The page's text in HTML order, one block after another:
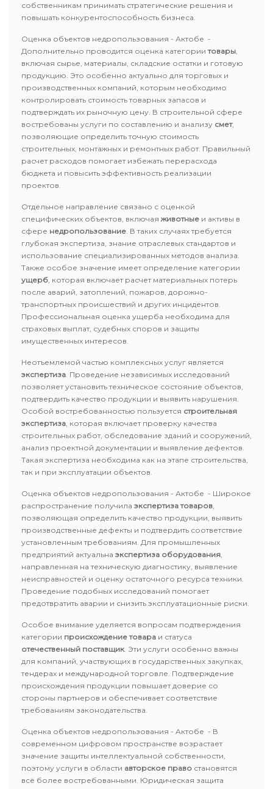
собственникам принимать стратегические решения и
повышать конкурентоспособность бизнеса.
Оценка объектов недропользования - Актобе -
Дополнительно проводится оценка категориитовары,
включая сырье, материалы, складские остатки и готовую
продукцию. Это особенно актуально для торговых и
производственных компаний, которым необходимо
контролировать стоимость товарных запасов и
подтверждать их рыночную цену. В строительной сфере
востребованы услуги по составлению и анализу смет,
позволяющие определить точную стоимость
строительных, монтажных и ремонтных работ. Правильный
расчет расходов помогает избежать перерасхода
бюджета и повысить эффективность реализации
проектов.
Отдельное направление связано с оценкой
специфических объектов, включаяживотные и активы в
сфере недропользование. В таких случаях требуется
глубокая экспертиза, знание отраслевых стандартов и
использование специализированных методов анализа.
Также особое значение имеет определение категории
ущерб, которая включает расчет материальных потерь
после аварий, затоплений, пожаров, дорожно-
транспортных происшествий и других инцидентов.
Профессиональная оценка ущерба необходима для
страховых выплат, судебных споров и защиты
имущественных интересов.
Неотъемлемой частью комплексных услуг является
экспертиза. Проведение независимых исследований
позволяет установить техническое состояние объектов,
подтвердить качество продукции и выявить нарушения.
Особой востребованностью пользуется строительная
экспертиза, которая включает проверку качества
строительных работ, обследование зданий и сооружений,
анализ проектной документации и выявление дефектов.
Такая экспертиза необходима как на этапе строительства,
так и при эксплуатации объектов.
Оценка объектов недропользования - Актобе - Широкое
распространение получила экспертиза товаров,
позволяющая определить качество продукции, выявить
производственные дефекты и подтвердить соответствие
установленным требованиям. Для промышленных
предприятий актуальна экспертиза оборудования,
направленная на техническую диагностику, выявление
неисправностей и оценку остаточного ресурса техники.
Проведение подобных исследований помогает
предотвратить аварии и снизить эксплуатационные риски.
Особое внимание уделяется вопросам подтверждения
категории происхождение товара и статуса
отечественный поставщик. Эти услуги особенно важны
для компаний, участвующих в государственных закупках,
тендерах и международной торговле. Подтверждение
происхождения продукции повышает доверие со
стороны партнеров и обеспечивает соответствие
требованиям законодательства.
Оценка объектов недропользования - Актобе - В
современном цифровом пространстве возрастает
значение защиты интеллектуальной собственности,
поэтому услуги в области авторское право становятся
всё более востребованными. Юридическая защита